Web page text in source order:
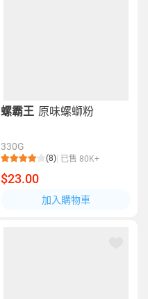
螺霸王 原味螺螄粉
330G
(8) 已售 80K+
$23.00
加入購物車